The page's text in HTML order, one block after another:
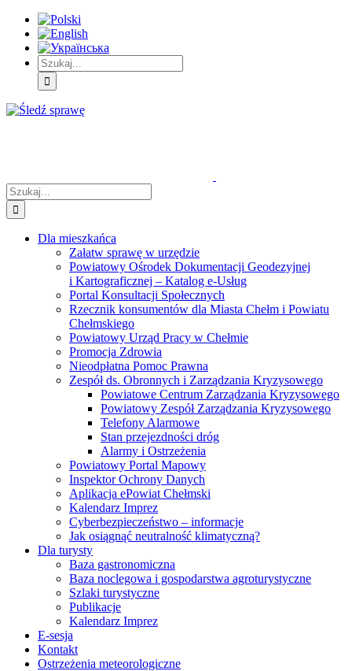
Skip
Treść
główna
Skip
Menu
główne
Skip
Menu
dodatkowe
Szukaj
Śledź
E-
Facebook
BIP
Instagram
Szukaj
Dla mieszkańca
Załatw sprawę w urzędzie
Powiatowy Ośrodek Dokumentacji Geodezyjnej
i Kartograficznej – Katalog e-Usług
Portal Konsultacji Społecznych
Rzecznik konsumentów dla Miasta Chełm i Powiatu
Chełmskiego
Powiatowy Urząd Pracy w Chełmie
Promocja Zdrowia
Nieodpłatna Pomoc Prawna
Zespół ds. Obronnych i Zarządzania Kryzysowego
Powiatowe Centrum Zarządzania Kryzysowego
Powiatowy Zespół Zarządzania Kryzysowego
Telefony Alarmowe
Stan przejezdności dróg
Alarmy i Ostrzeżenia
Powiatowy Portal Mapowy
Inspektor Ochrony Danych
Aplikacja ePowiat Chełmski
Kalendarz Imprez
Cyberbezpieczeństwo – informacje
Jak osiągnąć neutralność klimatyczną?
Dla turysty
Baza gastronomiczna
Baza noclegowa i gospodarstwa agroturystyczne
Szlaki turystyczne
Publikacje
Kalendarz Imprez
E-sesja
Kontakt
Ostrzeżenia meteorologiczne